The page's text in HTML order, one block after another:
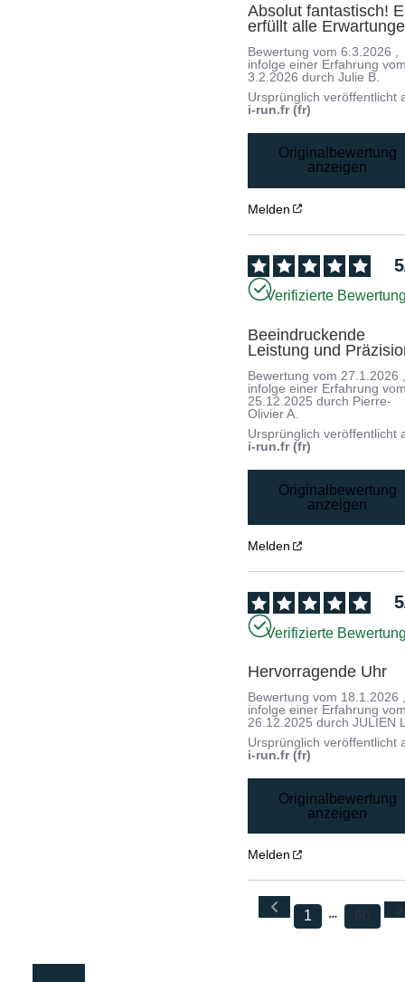
Absolut fantastisch!
erfüllt alle
Bewertung vom6.3.2026
infolge einer Erfahrung
3.2.2026 durchJulie B.
Ursprünglich veröffentlicht
i-run.fr (fr)
Originalbewertung
anzeigen
Melden
5
Verifizierte
Beeindruckende
Leistung und
Bewertung vom 27.1.2026
infolge einer Erfahrung
25.12.2025 durch Pierre-
Olivier A.
Ursprünglich veröffentlicht
i-run.fr (fr)
Originalbewertung
anzeigen
Melden
5
Verifizierte
Hervorragende Uhr
Bewertung vom 18.1.2026
infolge einer Erfahrung
26.12.2025 durchJULIEN
Ursprünglich veröffentlicht
i-run.fr (fr)
Originalbewertung
anzeigen
Melden
1 60